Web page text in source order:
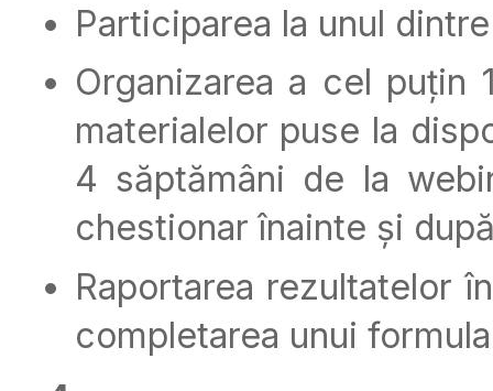
Participarea la unul
Organizarea a cel
materialelor puse la
4 săptămâni de la
chestionar înainte și
Raportarea rezultatelor
completarea unui